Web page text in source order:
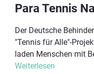
Der Deutsche
"Tennis für Alle"-
laden Menschen mit
Jahren zu einem
Weiterlesen